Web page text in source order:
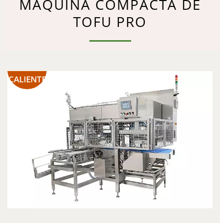
MÁQUINA COMPACTA DE
TOFU PRO
CALIENTE